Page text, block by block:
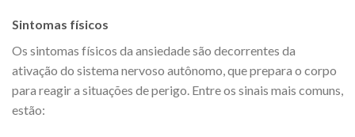
Sintomas físicos
Os sintomas físicos da ansiedade são decorrentes da
ativação do sistema nervoso autônomo, que prepara o corpo
para reagir a situações de perigo. Entre os sinais mais comuns,
estão: